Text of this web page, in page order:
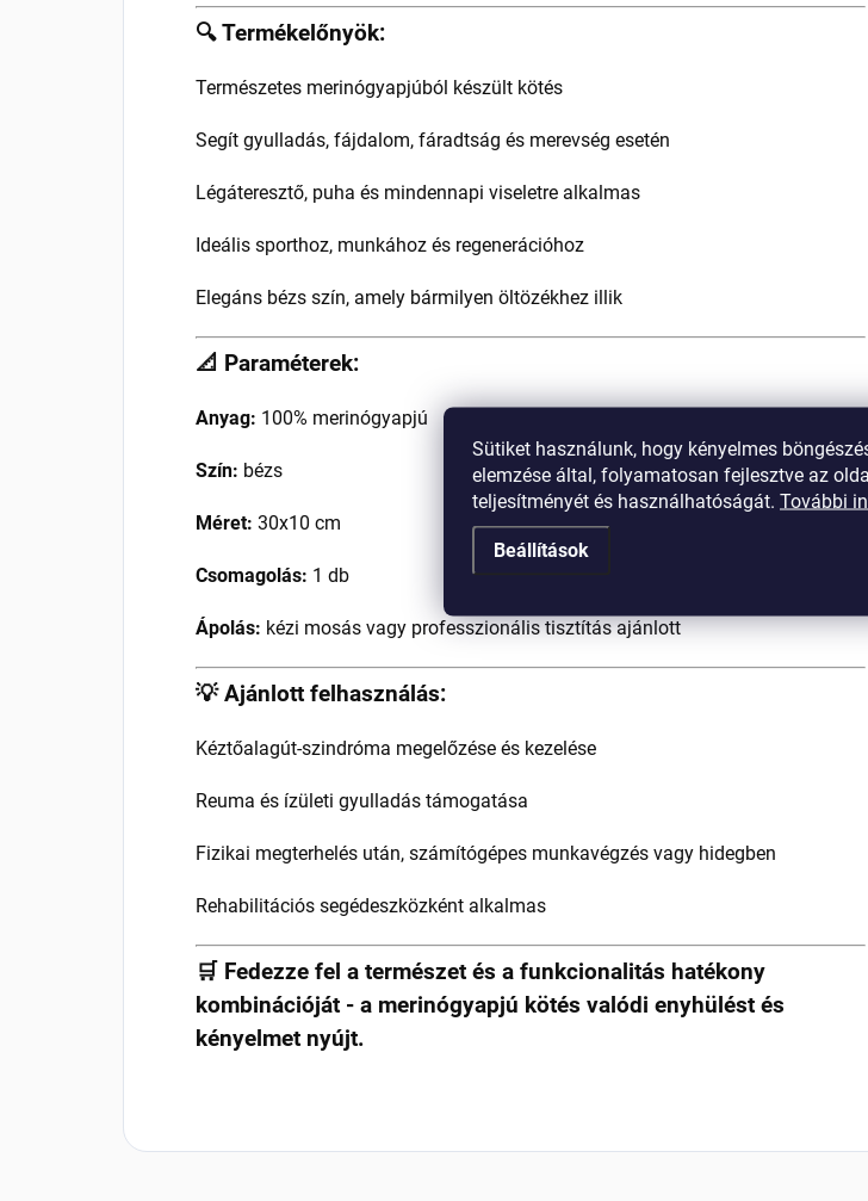
Sütiket használunk, hogy kényelmes
elemzése által, folyamatosan fejlesztve az
teljesítményét és használhatóságát. További
Beállítások
🔍 Termékelőnyök:
Természetes merinógyapjúból készült kötés
Segít gyulladás, fájdalom, fáradtság és merevség esetén
Légáteresztő, puha és mindennapi viseletre alkalmas
Ideális sporthoz, munkához és regenerációhoz
Elegáns bézs szín, amely bármilyen öltözékhez illik
📐 Paraméterek:
Anyag: 100% merinógyapjú
Szín: bézs
Méret: 30x10 cm
Csomagolás: 1 db
Ápolás: kézi mosás vagy professzionális tisztítás ajánlott
💡 Ajánlott felhasználás:
Kéztőalagút-szindróma megelőzése és kezelése
Reuma és ízületi gyulladás támogatása
Fizikai megterhelés után, számítógépes munkavégzés vagy hidegben
Rehabilitációs segédeszközként alkalmas
🛒 Fedezze fel a természet és a funkcionalitás hatékony
kombinációját - a merinógyapjú kötés valódi enyhülést és
kényelmet nyújt.